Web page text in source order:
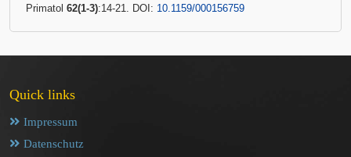
Primatol 62(1-3):14-21. DOI: 10.1159/000156759
Quick links
Impressum
Datenschutz